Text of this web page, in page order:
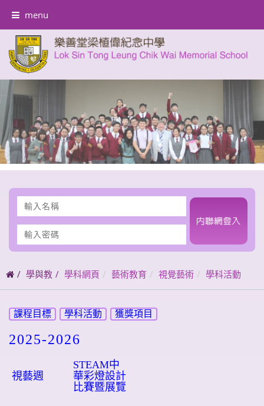
menu
輸
名
稱
輸
密
學與教 學科網頁 藝術教育 視覺藝術 學科活動
課程目標 學科活動 獲獎項目
2025-2026
視藝週
STEAM中
華彩燈設計
比賽暨展覽